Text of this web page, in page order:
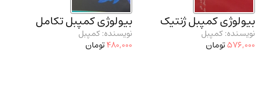
بیولوژی کمپبل ژنتیک
نویسنده: کمپبل
576,000تومان
بیولوژی کمپبل تکامل
نویسنده: کمپبل
480,000تومان